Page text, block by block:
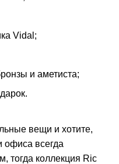
Vidal;
и аметиста;
вещи и хотите,
офиса всегда
тогда коллекция Ric